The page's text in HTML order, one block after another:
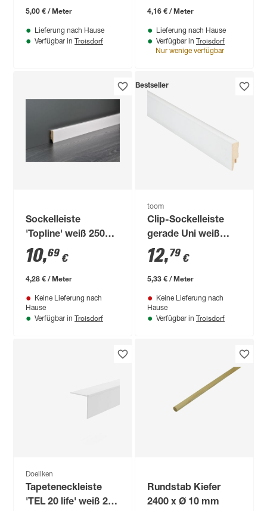
5,00 € / Meter
Lieferung nach Hause
Verfügbar in Troisdorf
4,16 € / Meter
Lieferung nach Hause
Verfügbar in Troisdorf
Nur wenige verfügbar
Sockelleiste
'Topline' weiß 2500 x
58 x 16 mm
10,69 €
4,28 € / Meter
Keine Lieferung nach
Hause
Verfügbar in Troisdorf
Bestseller
toom
Clip-Sockelleiste
gerade Uni weiß
2400 x 58 x 16 mm
12,79 €
5,33 € / Meter
Keine Lieferung nach
Hause
Verfügbar in Troisdorf
Doellken
Tapeteneckleiste
'TEL 20 life' weiß 2,6
Rundstab Kiefer
2400 x Ø 10 mm